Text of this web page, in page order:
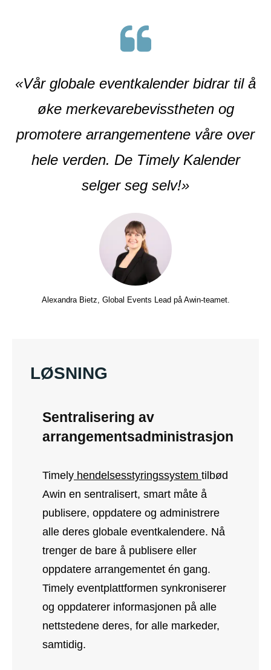
«Vår globale eventkalender bidrar til å
øke merkevarebevisstheten og
promotere arrangementene våre over
hele verden. De Timely Kalender
selger seg selv!»
Alexandra Bietz, Global Events Lead på Awin-teamet.
LØSNING
Sentralisering av
arrangementsadministrasjon
Timely hendelsesstyringssystem tilbød
Awin en sentralisert, smart måte å
publisere, oppdatere og administrere
alle deres globale eventkalendere. Nå
trenger de bare å publisere eller
oppdatere arrangementet én gang.
Timely eventplattformen synkroniserer
og oppdaterer informasjonen på alle
nettstedene deres, for alle markeder,
samtidig.